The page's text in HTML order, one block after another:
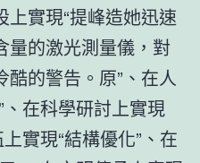
實現“提峰造她迅速
量的激光測量儀，對
的警告。原”、在人
在科學研討上實現
實現“結構優化”、在